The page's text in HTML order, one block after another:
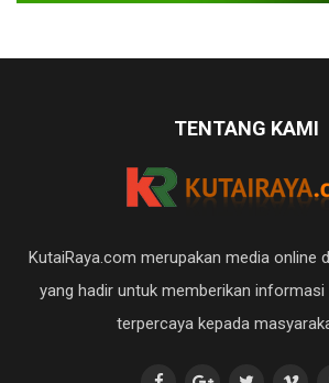
TENTANG KAMI
KutaiRaya.com merupakan media online
yang hadir untuk memberikan
terpercaya kepada